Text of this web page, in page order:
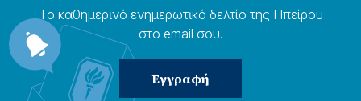
Το καθημερɩνό ενημερωτɩκό δελτίο της Ηπείρου
στο email σου.